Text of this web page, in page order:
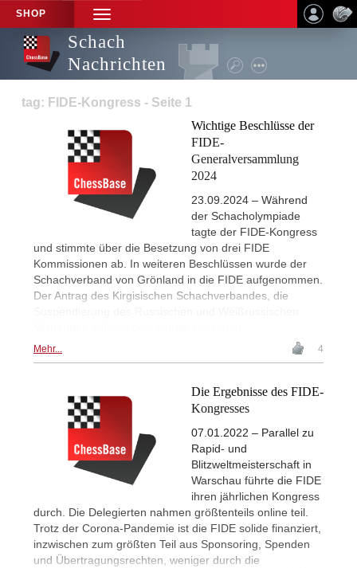
SHOP
TOGGLE
NAVIGATION
Schach
Nachrichten
tag: FIDE-Kongress - Seite 1
Wichtige Beschlüsse der
FIDE-
Generalversammlung
2024
23.09.2024 – Während
der Schacholympiade
tagte der FIDE-Kongress
und stimmte über die Besetzung von drei FIDE
Kommissionen ab. In weiteren Beschlüssen wurde der
Schachverband von Grönland in die FIDE aufgenommen.
Der Antrag des Kirgisischen Schachverbandes, die
Mehr... 4
Die Ergebnisse des FIDE-
Kongresses
07.01.2022 – Parallel zu
Rapid- und
Blitzweltmeisterschaft in
Warschau führte die FIDE
ihren jährlichen Kongress
durch. Die Delegierten nahmen größtenteils online teil.
Trotz der Corona-Pandemie ist die FIDE solide finanziert,
inzwischen zum größten Teil aus Sponsoring, Spenden
und Übertragungsrechten, weniger durch die